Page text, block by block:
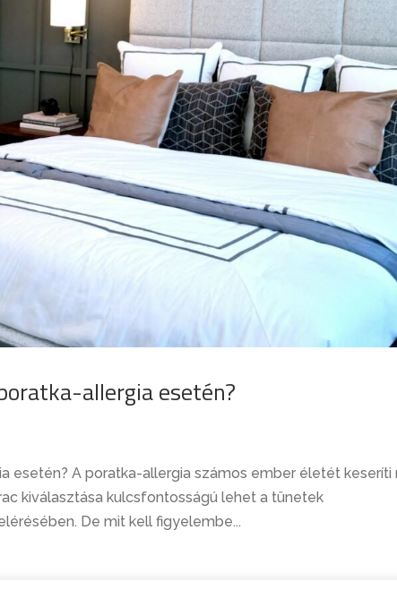
allergia esetén?
esetén? A poratka-allergia számos ember életét keseríti
kiválasztása kulcsfontosságú lehet a tünetek
De mit kell figyelembe...